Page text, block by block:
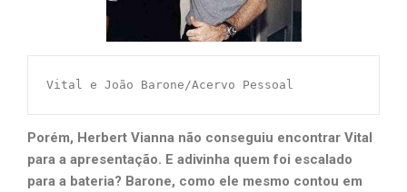
Vital e João Barone/Acervo Pessoal
Porém, Herbert Vianna não conseguiu encontrar Vital
para a apresentação. E adivinha quem foi escalado
para a bateria? Barone, como ele mesmo contou em